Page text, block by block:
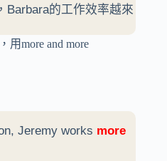
Barbara的工作效率越來
more and more
Jeremy works more